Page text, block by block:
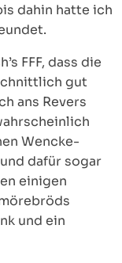
dahin hatte ich
FFF, dass die
gut
ans Revers
Wencke-
dafür sogar
einigen
und ein